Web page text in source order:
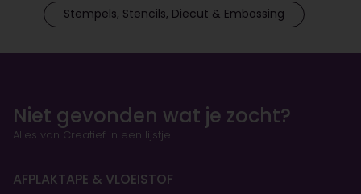
Stempels, Stencils, Diecut & Embossing
Niet gevonden wat je zocht?
Alles van Creatief in een lijstje.
AFPLAKTAPE & VLOEISTOF